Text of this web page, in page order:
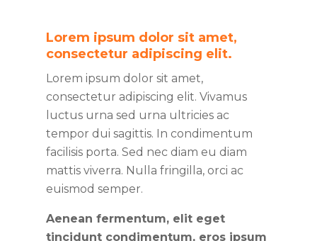
Lorem ipsum dolor sit amet,
consectetur adipiscing elit.
Lorem ipsum dolor sit amet,
consectetur adipiscing elit. Vivamus
luctus urna sed urna ultricies ac
tempor dui sagittis. In condimentum
facilisis porta. Sed nec diam eu diam
mattis viverra. Nulla fringilla, orci ac
euismod semper.
Aenean fermentum, elit eget
tincidunt condimentum, eros ipsum